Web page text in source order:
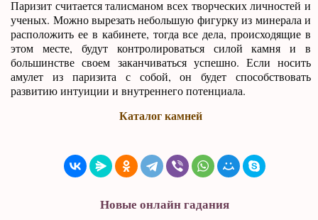
Паризит считается талисманом всех творческих личностей и
ученых. Можно вырезать небольшую фигурку из минерала и
расположить ее в кабинете, тогда все дела, происходящие в
этом месте, будут контролироваться силой камня и в
большинстве своем заканчиваться успешно. Если носить
амулет из паризита с собой, он будет способствовать
развитию интуиции и внутреннего потенциала.
Каталог камней
Новые онлайн гадания